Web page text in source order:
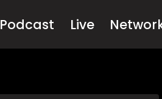
Podcast Live